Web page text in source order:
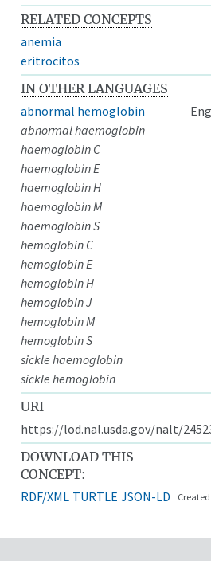
RELATED CONCEPTS
anemia
eritrocitos
IN OTHER LANGUAGES
abnormal hemoglobin
abnormal haemoglobin
haemoglobin C
haemoglobin E
haemoglobin H
haemoglobin M
haemoglobin S
hemoglobin C
hemoglobin E
hemoglobin H
hemoglobin J
hemoglobin M
hemoglobin S
sickle haemoglobin
sickle hemoglobin
URI
https://lod.nal.usda.gov/nalt/
DOWNLOAD THIS
CONCEPT:
RDF/XML TURTLE JSON-LD